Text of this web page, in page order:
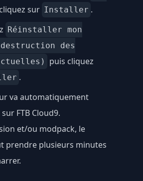
sur Installer .
Réinstaller mon
des
puis cliquez
.
va automatiquement
FTB Cloud9.
et/ou modpack, le
prendre plusieurs minutes